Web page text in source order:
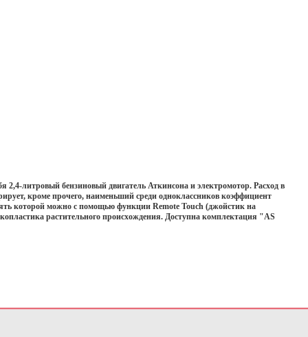
литровый бензиновый двигатель Аткинсона и электромотор. Расход в
кроме прочего, наименьший среди одноклассников коэффициент
которой можно с помощью функции Remote Touch (джойстик на
растительного происхождения. Доступна комплектация "AS